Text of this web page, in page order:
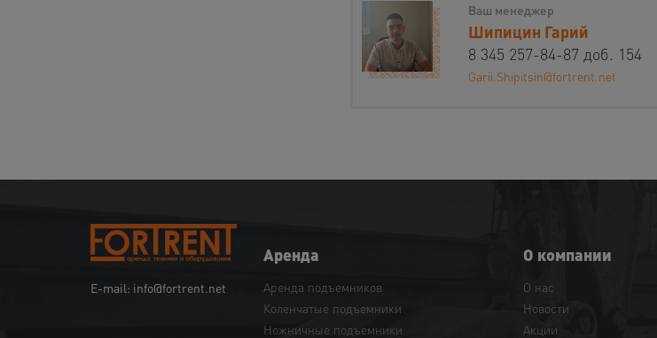
Ваш менеджер
Шипицин Гарий
8 345 257-84-87 доб. 154
Garii.Shipitsin@fortrent.net
E-mail: info@fortrent.net
Аренда
Аренда подъемников
Коленчатые подъемники
Ножничные подъемники
О компании
О нас
Новости
Акции